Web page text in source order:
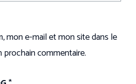
mon e-mail et mon site dans le
commentaire.